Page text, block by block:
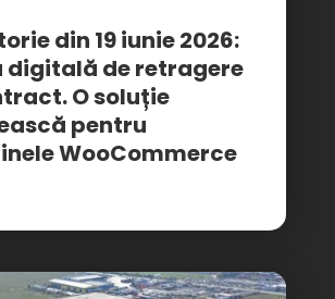
din 19 iunie 2026:
digitală de retragere
O soluție
pentru
WooCommerce